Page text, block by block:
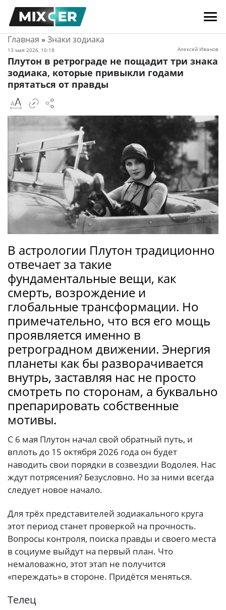
Главная » Знаки зодиака
13 мая 2026, 10:18 Алексей Иванов
Плутон в ретрограде не пощадит три знака
зодиака, которые привыкли годами
прятаться от правды
В астрологии Плутон традиционно
отвечает за такие
фундаментальные вещи, как
смерть, возрождение и
глобальные трансформации. Но
примечательно, что вся его мощь
проявляется именно в
ретроградном движении. Энергия
планеты как бы разворачивается
внутрь, заставляя нас не просто
смотреть по сторонам, а буквально
препарировать собственные
мотивы.
С 6 мая Плутон начал свой обратный путь, и
вплоть до 15 октября 2026 года он будет
наводить свои порядки в созвездии Водолея. Нас
ждут потрясения? Безусловно. Но за ними всегда
следует новое начало.
Для трёх представителей зодиакального круга
этот период станет проверкой на прочность.
Вопросы контроля, поиска правды и своего места
в социуме выйдут на первый план. Что
немаловажно, этот этап не получится
«переждать» в стороне. Придётся меняться.
Телец